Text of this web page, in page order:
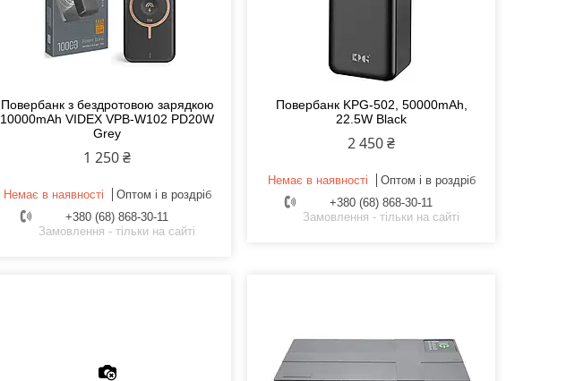
Повербанк з бездротовою зарядкою
10000mAh VIDEX VPB-W102 PD20W
Grey
1 250 ₴
Немає в наявності
Оптом і в роздріб
+380 (68) 868-30-11
Замовлення - тільки на сайті
Повербанк KPG-502, 50000mAh,
22.5W Black
2 450 ₴
Немає в наявності
Оптом і в роздріб
+380 (68) 868-30-11
Замовлення - тільки на сайті